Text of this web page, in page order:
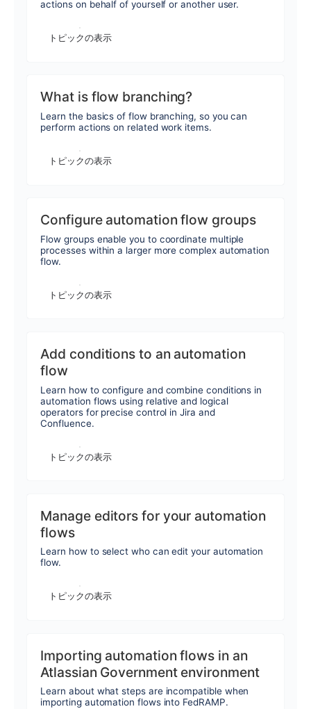
actions on behalf of yourself or another user.
トピックの表示
What is flow branching?
Learn the basics of flow branching, so you can
perform actions on related work items.
トピックの表示
Configure automation flow groups
Flow groups enable you to coordinate multiple
processes within a larger more complex automation
flow.
トピックの表示
Add conditions to an automation
flow
Learn how to configure and combine conditions in
automation flows using relative and logical
operators for precise control in Jira and
Confluence.
トピックの表示
Manage editors for your automation
flows
Learn how to select who can edit your automation
flow.
トピックの表示
Importing automation flows in an
Atlassian Government environment
Learn about what steps are incompatible when
importing automation flows into FedRAMP.